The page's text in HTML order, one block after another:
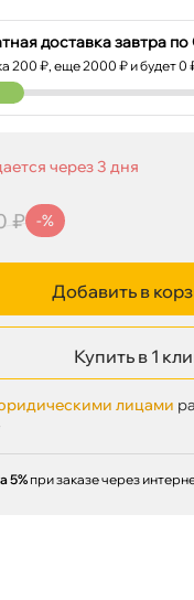
доставка завтра
200 ₽, еще2000 ₽ и будет 0
через 3 дня
₽ -%
Добавить в
Купить в 1
лицами
5% при заказе через
0 ₽0 ₽